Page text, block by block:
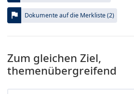
flag Dokumente auf die Merkliste (2)
Zum gleichen Ziel,
themenübergreifend